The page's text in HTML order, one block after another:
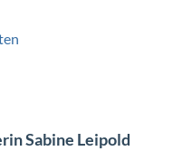
Sabine Leipold